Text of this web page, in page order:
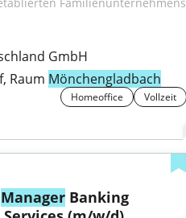
GmbH
Raum Mönchengladbach
Homeoffice Vollzeit
Manager Banking